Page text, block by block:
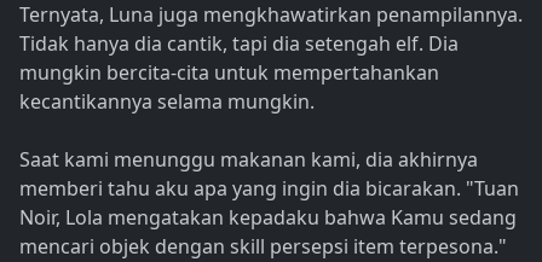
Ternyata, Luna juga mengkhawatirkan penampilannya.
Tidak hanya dia cantik, tapi dia setengah elf. Dia
mungkin bercita-cita untuk mempertahankan
kecantikannya selama mungkin.
Saat kami menunggu makanan kami, dia akhirnya
memberi tahu aku apa yang ingin dia bicarakan. "Tuan
Noir, Lola mengatakan kepadaku bahwa Kamu sedang
mencari objek dengan skill persepsi item terpesona."